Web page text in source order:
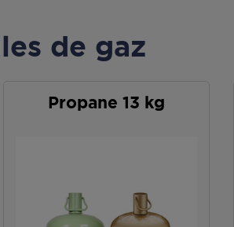
de gaz
Propane 13 kg